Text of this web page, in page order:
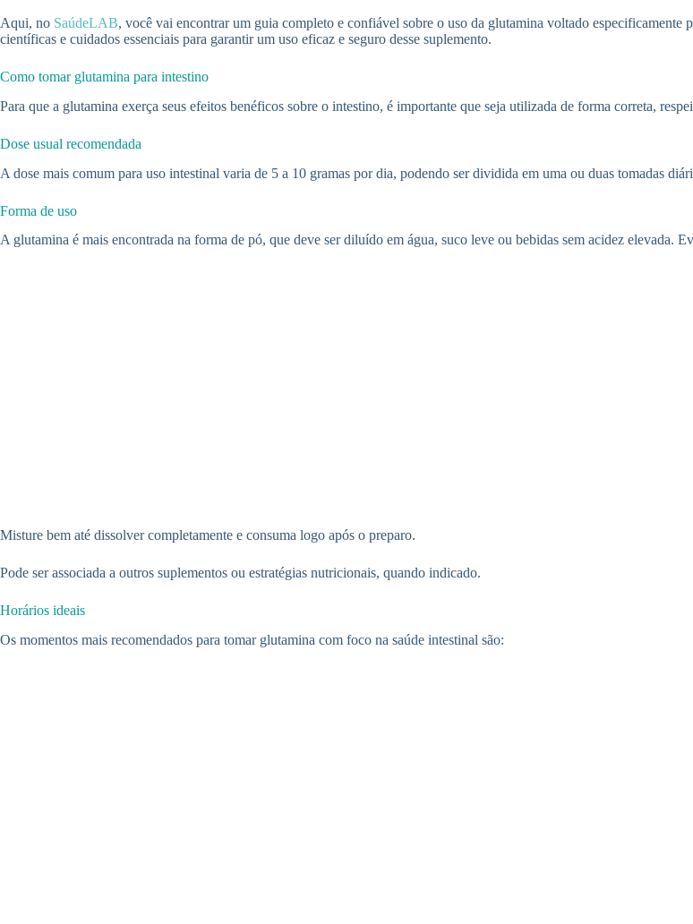
Aqui, no SaúdeLAB, você vai encontrar um guia completo e confiável sobre o uso da glutamina voltado especificamente
científicas e cuidados essenciais para garantir um uso eficaz e seguro desse suplemento.
Como tomar glutamina para intestino
Para que a glutamina exerça seus efeitos benéficos sobre o intestino, é importante que seja utilizada de forma correta,
Dose usual recomendada
A dose mais comum para uso intestinal varia de 5 a 10 gramas por dia, podendo ser dividida em uma ou duas tomadas
Forma de uso
A glutamina é mais encontrada na forma de pó, que deve ser diluído em água, suco leve ou bebidas sem acidez elevada.
Misture bem até dissolver completamente e consuma logo após o preparo.
Pode ser associada a outros suplementos ou estratégias nutricionais, quando indicado.
Horários ideais
Os momentos mais recomendados para tomar glutamina com foco na saúde intestinal são: